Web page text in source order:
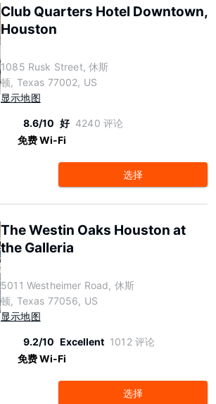
Club Quarters Hotel Downtown,
Houston
1085 Rusk Street, 休斯
顿, Texas 77002, US
显示地图
8.6/10 好 4240 评论
免费 Wi-Fi
选择
The Westin Oaks Houston at
the Galleria
5011 Westheimer Road, 休斯
顿, Texas 77056, US
显示地图
9.2/10 Excellent 1012 评论
免费 Wi-Fi
选择